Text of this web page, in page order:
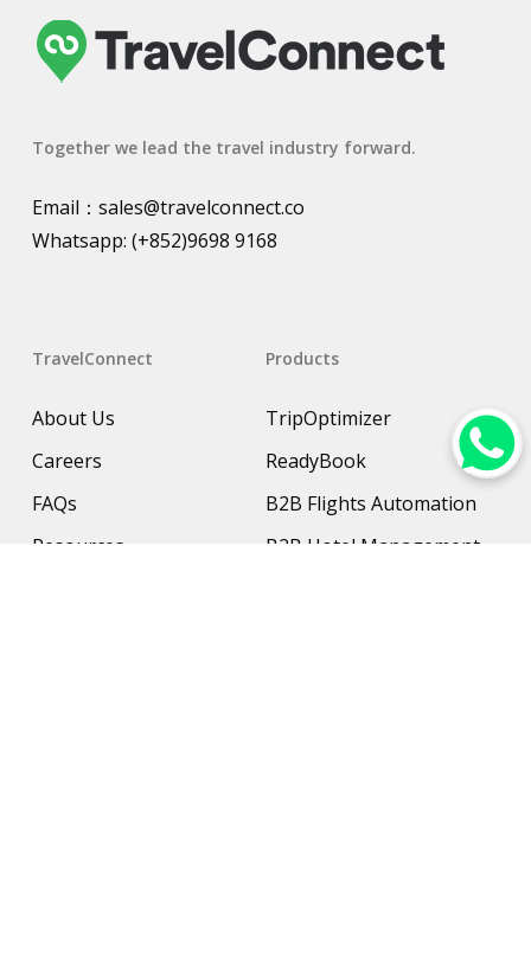
Together we lead the travel industry forward.
Email： sales@travelconnect.co
Whatsapp: (+852)9698 9168
TravelConnect
About Us
Careers
FAQs
Resources
Products
TripOptimizer
ReadyBook
B2B Flights Automation
B2B Hotel Management